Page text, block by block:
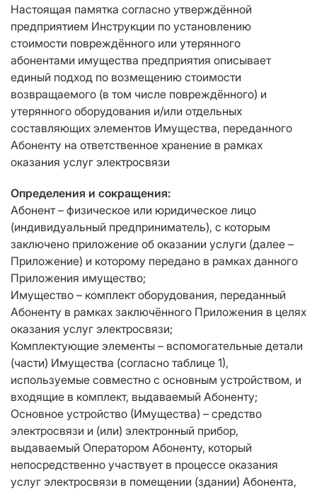
Настоящая памятка согласно утверждённой
предприятием Инструкции по установлению
стоимости повреждённого или утерянного
абонентами имущества предприятия описывает
единый подход по возмещению стоимости
возвращаемого (в том числе повреждённого) и
утерянного оборудования и/или отдельных
составляющих элементов Имущества, переданного
Абоненту на ответственное хранение в рамках
оказания услуг электросвязи
Определения и сокращения:
Абонент – физическое или юридическое лицо
(индивидуальный предприниматель), с которым
заключено приложение об оказании услуги (далее –
Приложение) и которому передано в рамках данного
Приложения имущество;
Имущество – комплект оборудования, переданный
Абоненту в рамках заключённого Приложения в целях
оказания услуг электросвязи;
Комплектующие элементы – вспомогательные детали
(части) Имущества (согласно таблице 1),
используемые совместно с основным устройством, и
входящие в комплект, выдаваемый Абоненту;
Основное устройство (Имущества) – средство
электросвязи и (или) электронный прибор,
выдаваемый Оператором Абоненту, который
непосредственно участвует в процессе оказания
услуг электросвязи в помещении (здании) Абонента,